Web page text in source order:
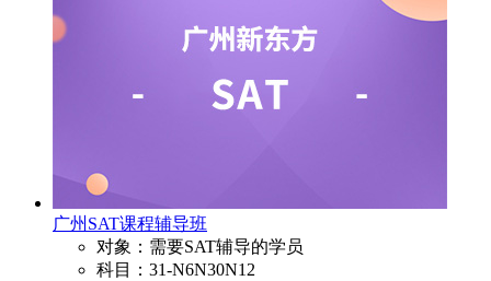
广州SAT课程辅导班
对象：需要SAT辅导的学员
科目：31-N6N30N12